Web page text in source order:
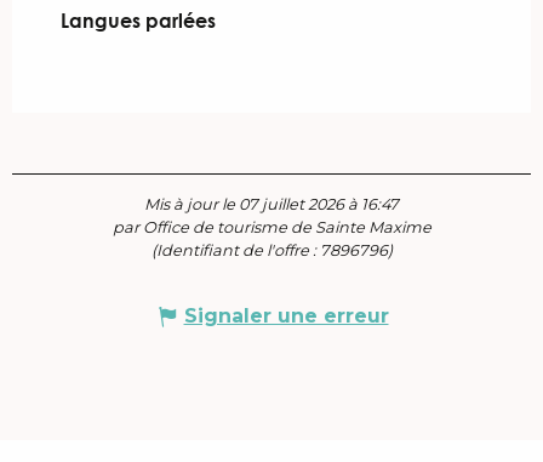
Langues parlées
Langues parlées
Mis à jour le 07 juillet 2026 à 16:47
par Office de tourisme de Sainte Maxime
(Identifiant de l'offre : 7896796)
Signaler une erreur